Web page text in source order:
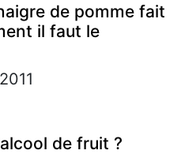
de pomme fait
il faut le
de fruit ?